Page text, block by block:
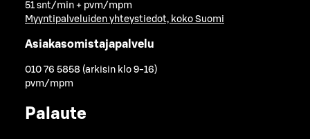
51 snt/min + pvm/mpm
Myyntipalveluiden yhteystiedot, koko Suomi
Asiakasomistajapalvelu
010 76 5858 (arkisin klo 9-16)
pvm/mpm
Palaute